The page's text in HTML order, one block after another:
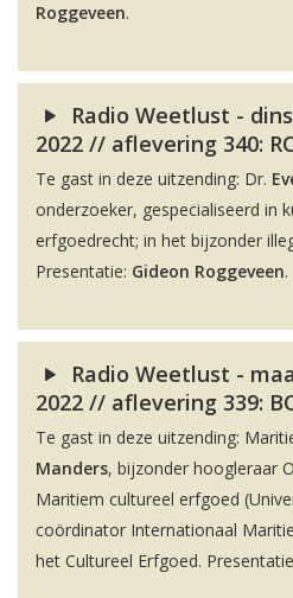
Roggeveen.
Radio Weetlust -
2022 // aflevering 340:
Te gast in deze uitzending: Dr.
onderzoeker, gespecialiseerd in
erfgoedrecht; in het bijzonder
Presentatie: Gideon Roggeveen.
Radio Weetlust -
2022 // aflevering 339:
Te gast in deze uitzending:
Manders, bijzonder hoogleraar
Maritiem cultureel erfgoed
coördinator Internationaal
het Cultureel Erfgoed.